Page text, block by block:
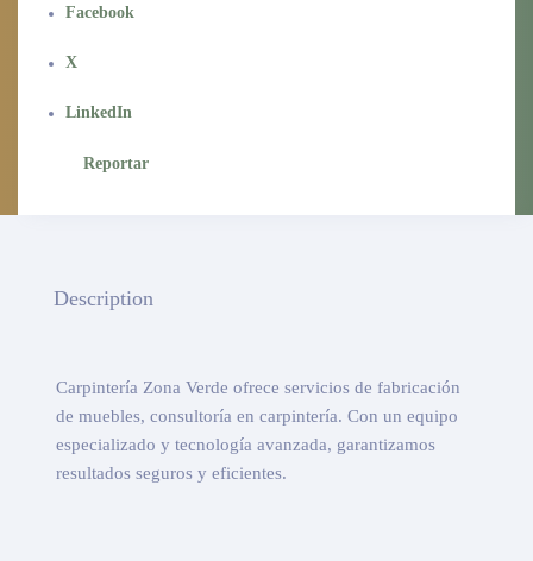
Facebook
X
LinkedIn
Reportar
Description
Carpintería Zona Verde ofrece servicios de fabricación
de muebles, consultoría en carpintería. Con un equipo
especializado y tecnología avanzada, garantizamos
resultados seguros y eficientes.